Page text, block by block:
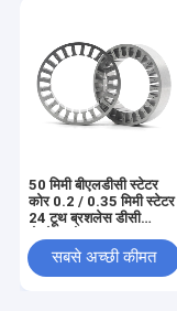
50 मिमी बीएलडीसी स्टेटर
कोर 0.2 / 0.35 मिमी स्टेटर
24 टूथ ब्रशलेस डीसी
सबसे अच्छी कीमत